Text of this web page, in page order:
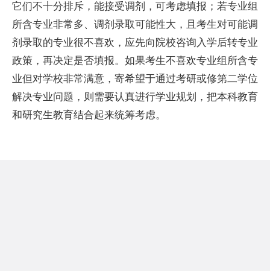
它们不十分排斥，能接受调剂，可考虑填报；若专业组
所含专业非常多、调剂录取可能性大，且考生对可能调
剂录取的专业很不喜欢，应先向院校咨询入学后转专业
政策，再决定是否填报。如果考生不喜欢专业组所含专
业但对学校非常满意，寄希望于通过考研或修第二学位
解决专业问题，则需要认真进行学业规划，把本科教育
和研究生教育结合起来统筹考虑。